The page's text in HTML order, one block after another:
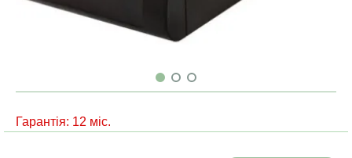
Гарантія: 12 міс.